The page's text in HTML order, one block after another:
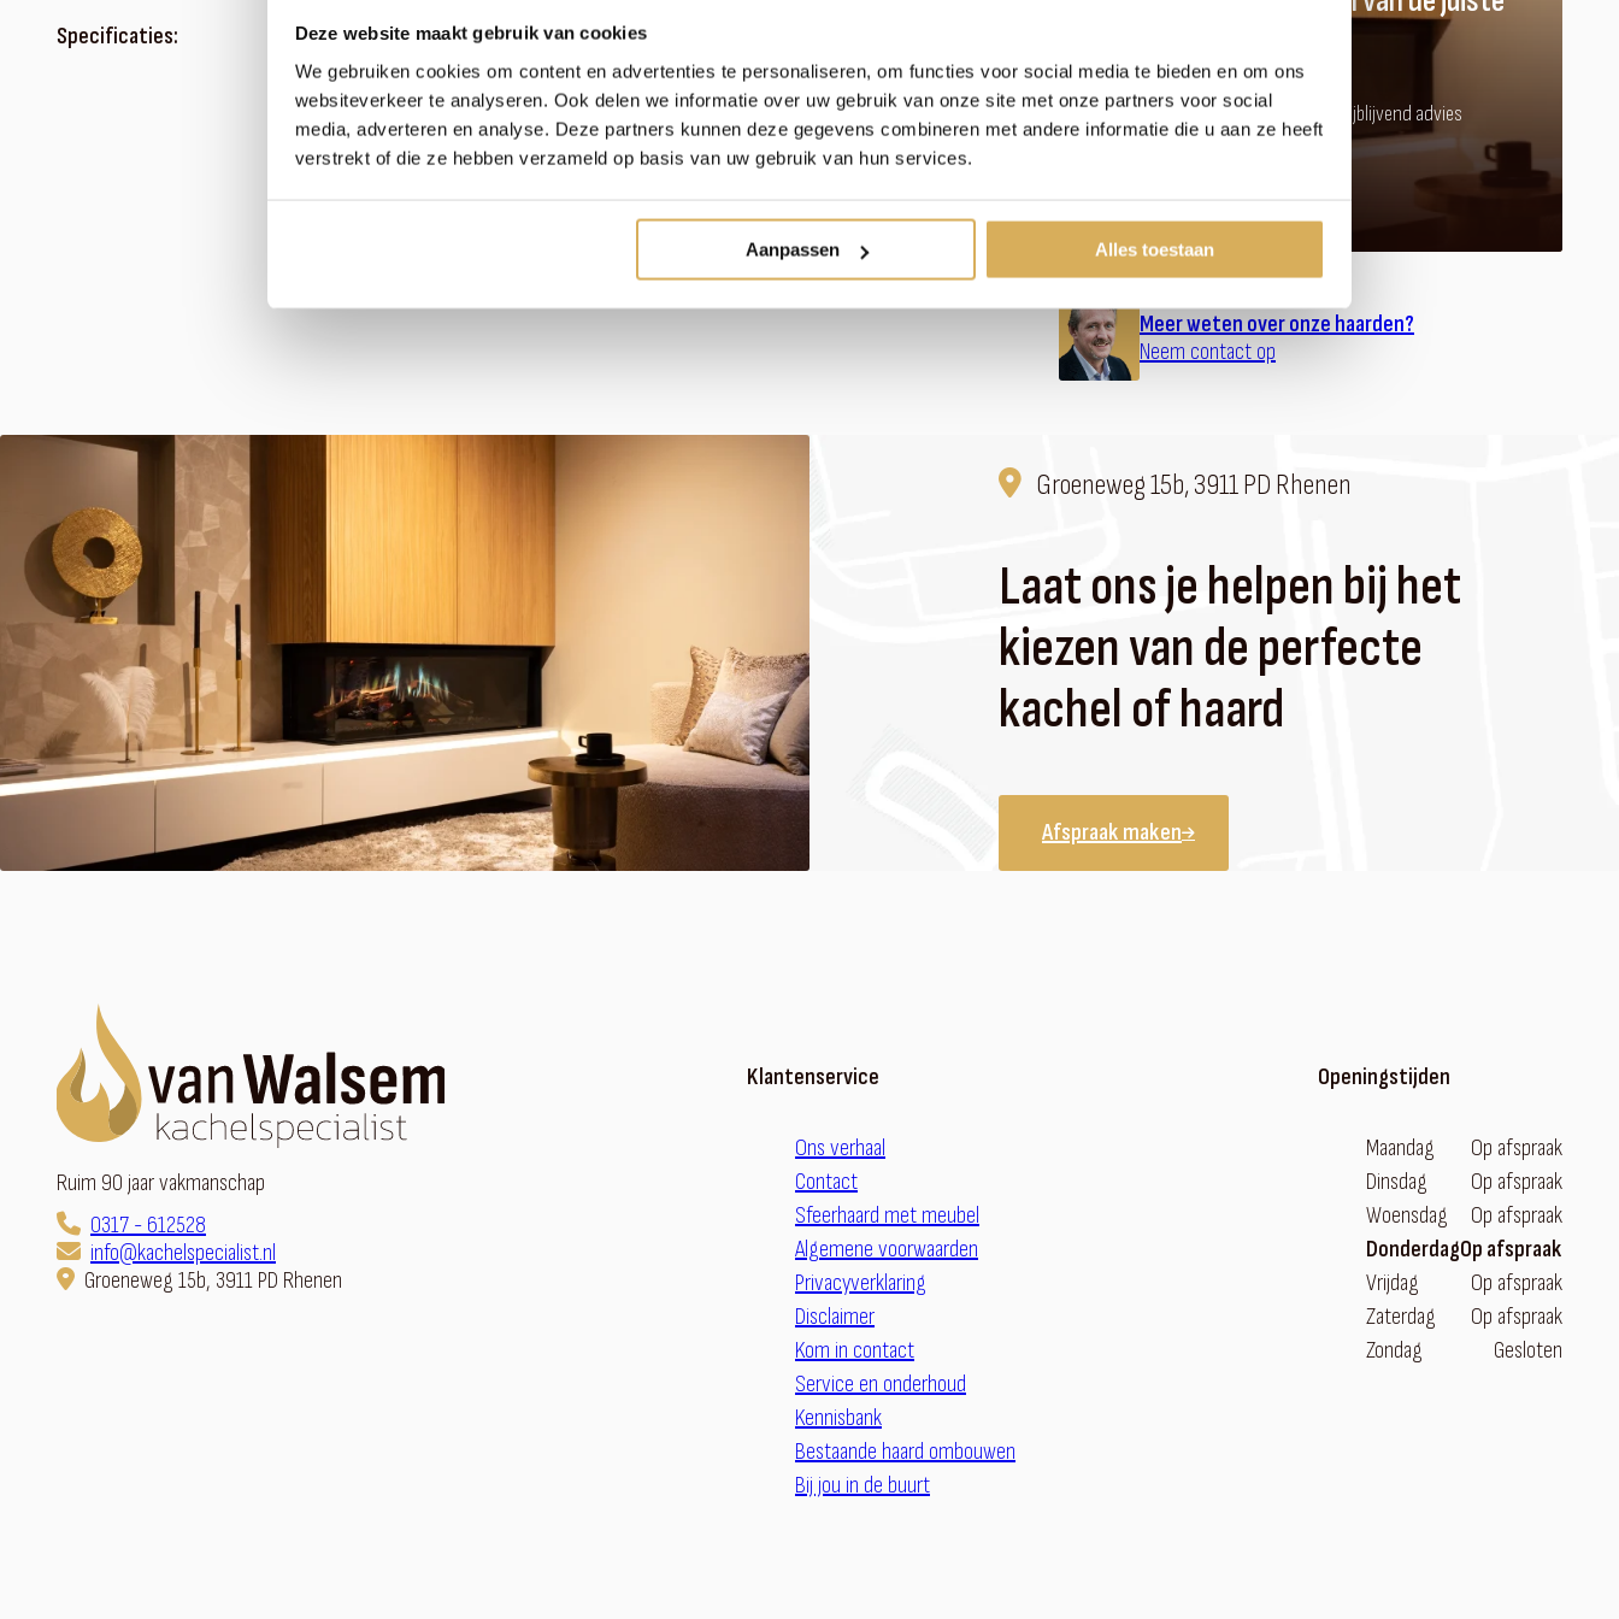
Deze website maakt gebruik van cookies
We gebruiken cookies om content en advertenties te personaliseren, om functies voor social media te bieden en om ons
websiteverkeer te analyseren. Ook delen we informatie over uw gebruik van onze site met onze partners voor social
media, adverteren en analyse. Deze partners kunnen deze gegevens combineren met andere informatie die u aan ze heeft
verstrekt of die ze hebben verzameld op basis van uw gebruik van hun services.
Aanpassen Alles toestaan
Specificaties:
Kom langs in onze showroom voor vrijblijvend advies
Meer weten over onze haarden?
Neem contact op
Groeneweg 15b, 3911 PD Rhenen
Laat ons je helpen bij het
kiezen van de perfecte
kachel of haard
Afspraak maken
Ruim 90 jaar vakmanschap
0317 - 612528
info@kachelspecialist.nl
Groeneweg 15b, 3911 PD Rhenen
Klantenservice
Ons verhaal
Contact
Sfeerhaard met meubel
Algemene voorwaarden
Privacyverklaring
Disclaimer
Kom in contact
Service en onderhoud
Kennisbank
Bestaande haard ombouwen
Bij jou in de buurt
Openingstijden
Maandag
Op afspraak
Dinsdag
Op afspraak
Woensdag
Op afspraak
DonderdagOp afspraak
Vrijdag
Op afspraak
Zaterdag
Op afspraak
Zondag
Gesloten